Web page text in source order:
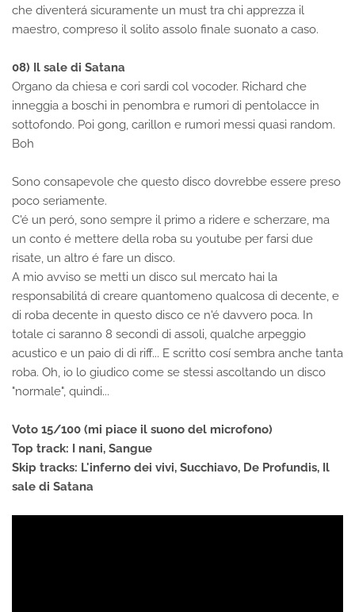
che diventerá sicuramente un must tra chi apprezza il
maestro, compreso il solito assolo finale suonato a caso.
08) Il sale di Satana
Organo da chiesa e cori sardi col vocoder. Richard che
inneggia a boschi in penombra e rumori di pentolacce in
sottofondo. Poi gong, carillon e rumori messi quasi random.
Boh
Sono consapevole che questo disco dovrebbe essere preso
poco seriamente.
C'é un peró, sono sempre il primo a ridere e scherzare, ma
un conto é mettere della roba su youtube per farsi due
risate, un altro é fare un disco.
A mio avviso se metti un disco sul mercato hai la
responsabilitá di creare quantomeno qualcosa di decente, e
di roba decente in questo disco ce n'é davvero poca. In
totale ci saranno 8 secondi di assoli, qualche arpeggio
acustico e un paio di di riff... E scritto cosí sembra anche tanta
roba. Oh, io lo giudico come se stessi ascoltando un disco
"normale", quindi...
Voto 15/100 (mi piace il suono del microfono)
Top track: I nani, Sangue
Skip tracks: L'inferno dei vivi, Succhiavo, De Profundis, Il
sale di Satana